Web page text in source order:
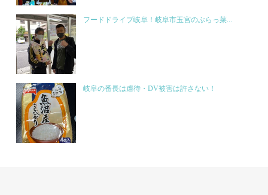
フードドライブ岐阜！岐阜市玉宮のぶらっ菜...
岐阜の番長は虐待・DV被害は許さない！